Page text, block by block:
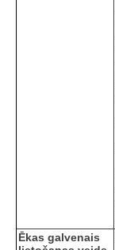
Ēkas galvenais